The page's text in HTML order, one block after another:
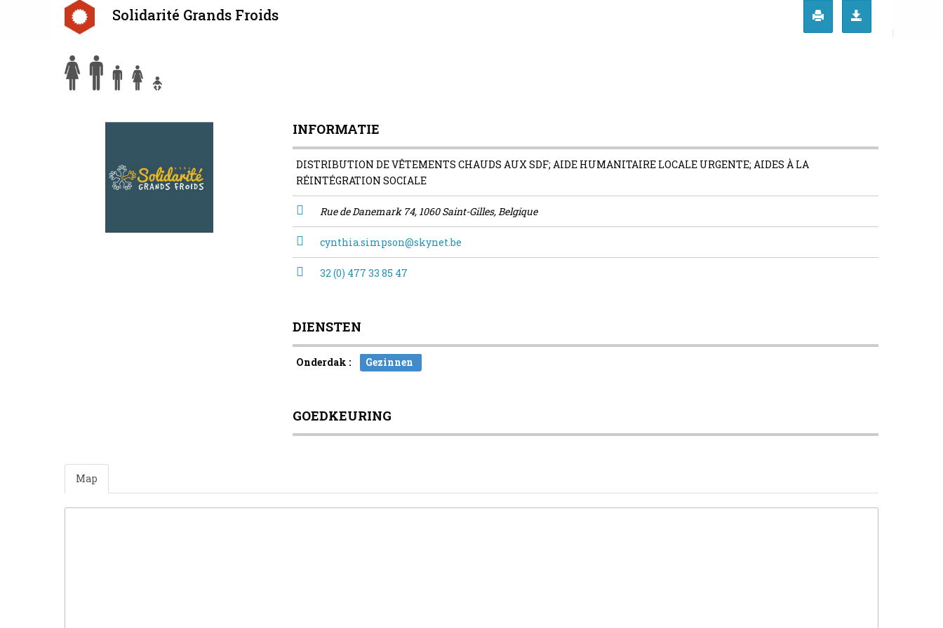
Solidarité Grands Froids
INFORMATIE
DISTRIBUTION DE VÊTEMENTS CHAUDS AUX SDF; AIDE HUMANITAIRE LOCALE URGENTE; AIDES À LA
RÉINTÉGRATION SOCIALE
Rue de Danemark 74, 1060 Saint-Gilles, Belgique
cynthia.simpson@skynet.be
32 (0) 477 33 85 47
DIENSTEN
Onderdak : Gezinnen
GOEDKEURING
Map